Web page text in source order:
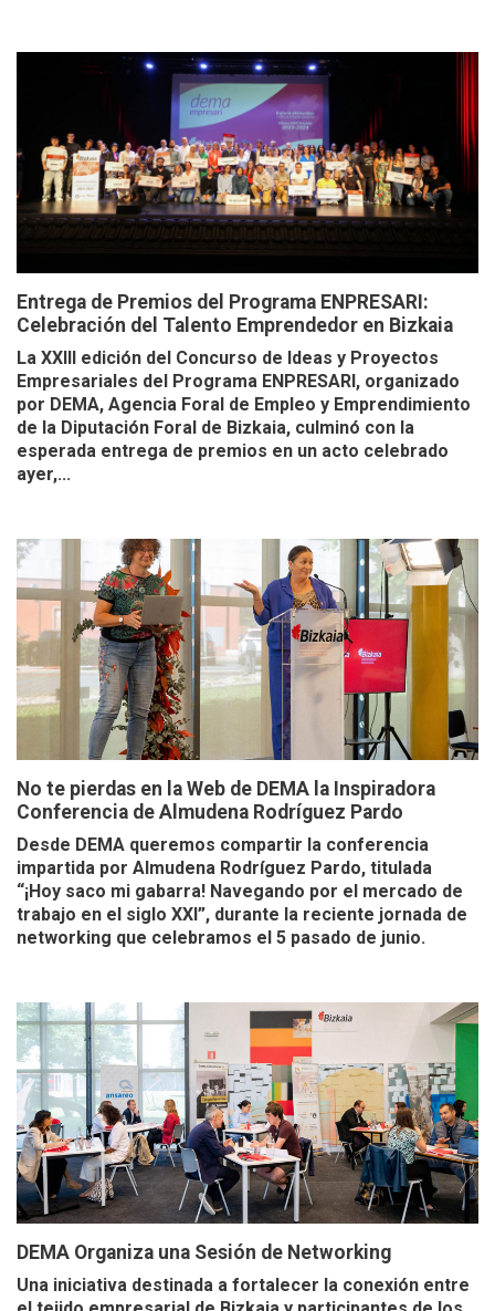
Entrega de Premios del Programa ENPRESARI:
Celebración del Talento Emprendedor en Bizkaia
La XXIII edición del Concurso de Ideas y Proyectos
Empresariales del Programa ENPRESARI, organizado
por DEMA, Agencia Foral de Empleo y Emprendimiento
de la Diputación Foral de Bizkaia, culminó con la
esperada entrega de premios en un acto celebrado
ayer,...
No te pierdas en la Web de DEMA la Inspiradora
Conferencia de Almudena Rodríguez Pardo
Desde DEMA queremos compartir la conferencia
impartida por Almudena Rodríguez Pardo, titulada
“¡Hoy saco mi gabarra! Navegando por el mercado de
trabajo en el siglo XXI”, durante la reciente jornada de
networking que celebramos el 5 pasado de junio.
DEMA Organiza una Sesión de Networking
Una iniciativa destinada a fortalecer la conexión entre